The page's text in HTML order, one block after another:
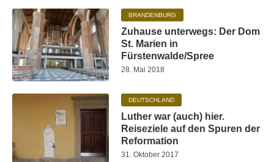
BRANDENBURG
Zuhause unterwegs: Der Dom
St. Marien in
Fürstenwalde/Spree
28. Mai 2018
DEUTSCHLAND
Luther war (auch) hier.
Reiseziele auf den Spuren der
Reformation
31. Oktober 2017